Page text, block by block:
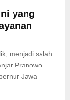
yang
menjadi salah
Pranowo.
Jawa